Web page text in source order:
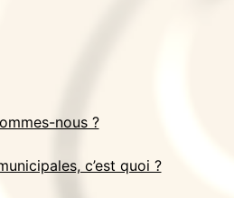
nous ?
c’est quoi ?